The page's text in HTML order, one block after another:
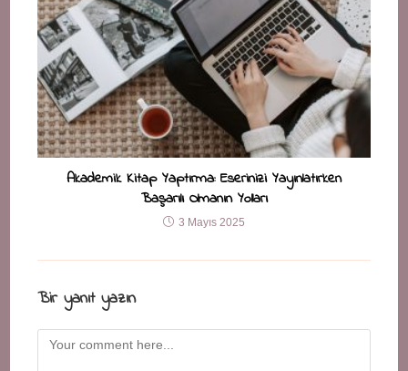
Akademik Kitap Yaptırma: Eserinizi Yayınlatırken
Başarılı Olmanın Yolları
3 Mayıs 2025
Bir yanıt yazın
Comment